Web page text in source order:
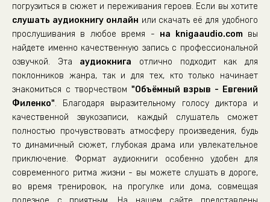
02_01_Пункт связи
02_02_Игры гекхайанов
02_03_Особо секретный объект «Стойбище»
02_04_«Сетчатый ныряльщик» в системе Троктарк
02_05_Идиотский план полковника Нарданда
02_06_Носов правит бал
02_07_Спецканал ЭМ-связи, протокол XDT, сугубо
02_08_Оберт идет ва-банк
02_09_У каждого свои ритуалы
погрузиться в сюжет и переживания героев. Если вы хотите
слушать аудиокнигу онлайн или скачать её для удобного
прослушивания в любое время - на knigaaudio.comвы
найдете именно качественную запись с профессиональной
озвучкой. Эта аудиокнига отлично подходит как для
поклонников жанра, так и для тех, кто только начинает
знакомиться с творчеством "Объёмный взрыв - Евгений
Филенко". Благодаря выразительному голосу диктора и
качественной звукозаписи, каждый слушатель сможет
полностью прочувствовать атмосферу произведения, будь
то динамичный сюжет, глубокая драма или увлекательное
приключение. Формат аудиокниги особенно удобен для
современного ритма жизни - вы можете слушать в дороге,
во время тренировок, на прогулке или дома, совмещая